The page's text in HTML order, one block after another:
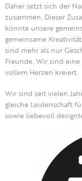
Daher setzt sich der
zusammen. Dieser
könnte unsere
gemeinsame
sind mehr als nur
Freunde. Wir sind
vollem Herzen kreiert.
Wir sind seit vielen
gleiche Leidenschaft
sowie liebevoll